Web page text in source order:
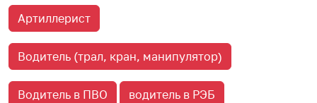
Артиллерист
Водитель (трал, кран, манипулятор)
Водитель в ПВО водитель в РЭБ